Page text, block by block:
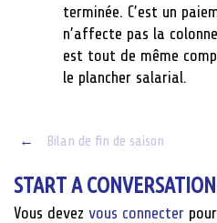
terminée. C’est un
n’affecte pas la
est tout de même
le plancher salarial.
Post
navigation
← Bilan de fin de saison
START A CONVERSATION
Vous devez vous connecter